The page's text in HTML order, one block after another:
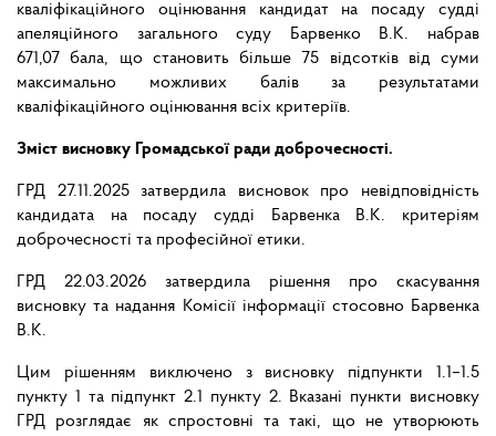
кваліфікаційного оцінювання кандидат на посаду судді
апеляційного загального суду Барвенко В.К. набрав
671,07 бала, що становить більше 75 відсотків від суми
максимально можливих балів за результатами
кваліфікаційного оцінювання всіх критеріїв.
Зміст висновку Громадської ради доброчесності.
ГРД 27.11.2025 затвердила висновок про невідповідність
кандидата на посаду судді Барвенка В.К. критеріям
доброчесності та професійної етики.
ГРД 22.03.2026 затвердила рішення про скасування
висновку та надання Комісії інформації стосовно Барвенка
В.К.
Цим рішенням виключено з висновку підпункти 1.1–1.5
пункту 1 та підпункт 2.1 пункту 2. Вказані пункти висновку
ГРД розглядає як спростовні та такі, що не утворюють